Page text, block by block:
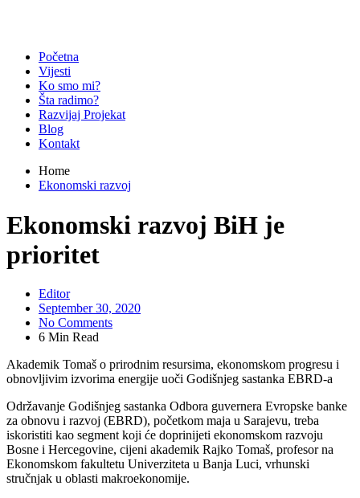
Početna
Vijesti
Ko smo mi?
Šta radimo?
Razvijaj Projekat
Blog
Kontakt
Home
Ekonomski razvoj
Ekonomski razvoj BiH je
prioritet
Editor
September 30, 2020
No Comments
6 Min Read
Akademik Tomaš o prirodnim resursima, ekonomskom progresu i
obnovljivim izvorima energije uoči Godišnjeg sastanka EBRD-a
Održavanje Godišnjeg sastanka Odbora guvernera Evropske banke
za obnovu i razvoj (EBRD), početkom maja u Sarajevu, treba
iskoristiti kao segment koji će doprinijeti ekonomskom razvoju
Bosne i Hercegovine, cijeni akademik Rajko Tomaš, profesor na
Ekonomskom fakultetu Univerziteta u Banja Luci, vrhunski
stručnjak u oblasti makroekonomije.